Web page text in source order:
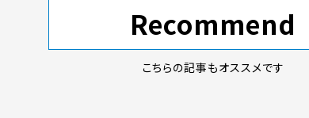
Recommend
こちらの記事もオススメです